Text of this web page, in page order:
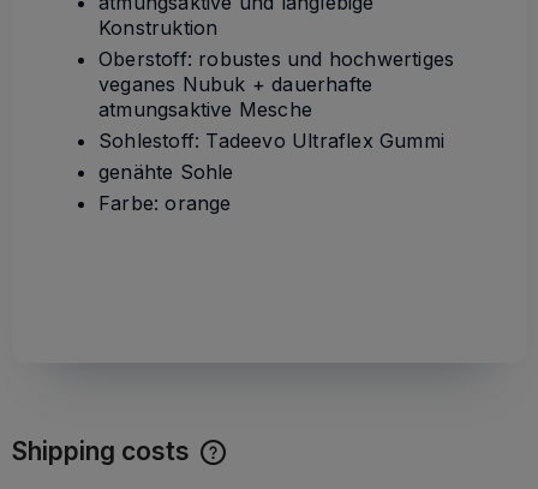
Konstruktion
Oberstoff: robustes und hochwertiges
veganes Nubuk + dauerhafte
atmungsaktive Mesche
Sohlestoff: Tadeevo Ultraflex Gummi
genähte Sohle
Farbe: orange
Shipping costs